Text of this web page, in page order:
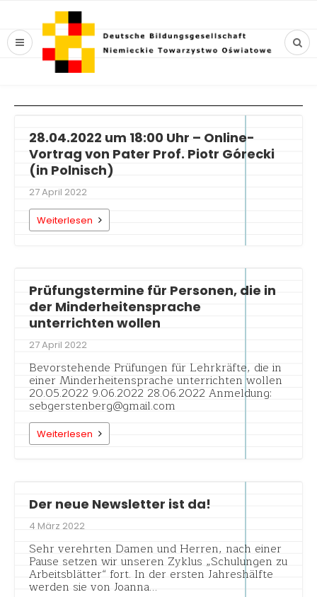
28.04.2022 um 18:00 Uhr – Online-
Vortrag von Pater Prof. Piotr Górecki
(in Polnisch)
27 April 2022
Weiterlesen
Prüfungstermine für Personen, die in
der Minderheitensprache
unterrichten wollen
27 April 2022
Bevorstehende Prüfungen für Lehrkräfte, die in
einer Minderheitensprache unterrichten wollen
20.05.2022 9.06.2022 28.06.2022 Anmeldung:
sebgerstenberg@gmail.com
Weiterlesen
Der neue Newsletter ist da!
4 März 2022
Sehr verehrten Damen und Herren, nach einer
Pause setzen wir unseren Zyklus „Schulungen zu
Arbeitsblätter“ fort. In der ersten Jahreshälfte
werden sie von Joanna…